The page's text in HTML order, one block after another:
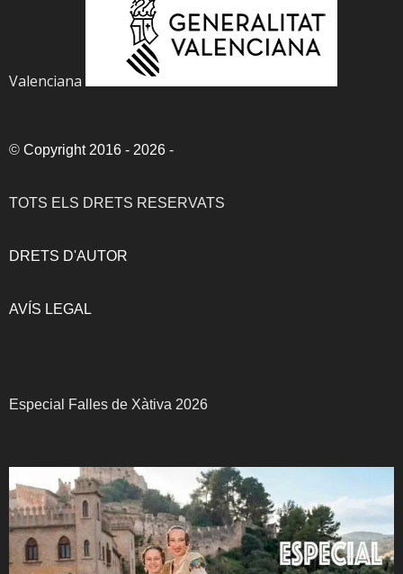
Valenciana
© Copyright 2016 - 2026 -
TOTS ELS DRETS RESERVATS
DRETS D'AUTOR
AVÍS LEGAL
Especial Falles de Xàtiva 2026